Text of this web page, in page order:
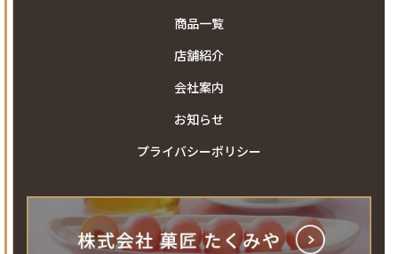
商品一覧
店舗紹介
会社案内
お知らせ
プライバシーポリシー